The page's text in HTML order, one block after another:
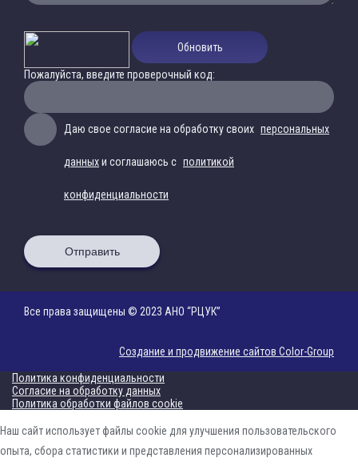
Обновить
Пожалуйста, введите проверочный код:
Даю свое согласие на обработку своих персональных
данныхи соглашаюсь с политикой
конфиденциальности
Отправить
Все права защищены © 2023 АНО “РЦУК”
Создание и продвижение сайтов Color-Group
Политика конфиденциальности
Согласие на обработку данных
Политика обработки файлов cookie
Наш сайт использует файлы cookie для улучшения пользовательского
опыта, сбора статистики и представления персонализированных